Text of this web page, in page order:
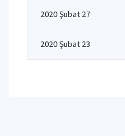
2020 Şubat 27
2020 Şubat 23